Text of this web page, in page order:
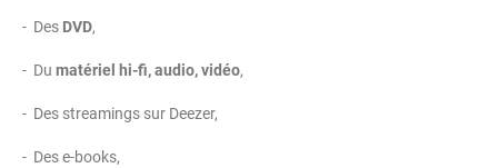
- Des DVD,
- Du matériel hi-fi, audio, vidéo,
- Des streamings sur Deezer,
- Des e-books,